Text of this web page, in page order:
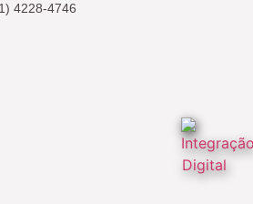
4228-4746